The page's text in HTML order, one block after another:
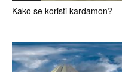
Kako se koristi kardamon?